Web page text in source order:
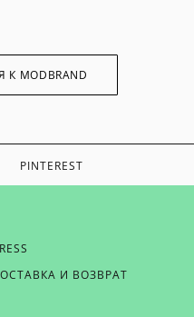
MODBRAND
PINTEREST
И ВОЗВРАТ
В КУРСЕ НАШИХ НОВОСТЕЙ,
ОТПРАВЬТЕ НАМ СВОЙ EMAIL